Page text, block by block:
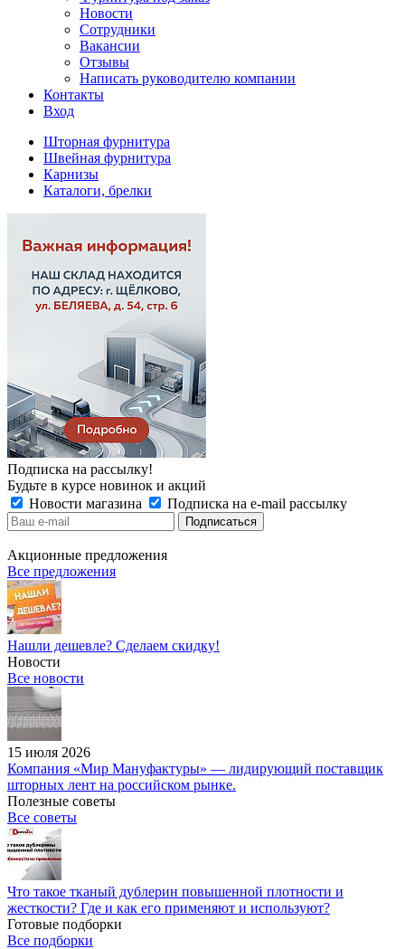
Новости
Сотрудники
Вакансии
Отзывы
Написать руководителю компании
Контакты
Вход
Шторная фурнитура
Швейная фурнитура
Карнизы
Каталоги, брелки
Подписка на рассылку!
Будьте в курсе новинок и акций
Новости магазина
Подписка на e-mail рассылку
Акционные предложения
Все предложения
Нашли дешевле? Сделаем скидку!
Новости
Все новости
15 июля 2026
Компания «Мир Мануфактуры» — лидирующий поставщик
шторных лент на российском рынке.
Полезные советы
Все советы
Что такое тканый дублерин повышенной плотности и
жесткости? Где и как его применяют и используют?
Готовые подборки
Все подборки